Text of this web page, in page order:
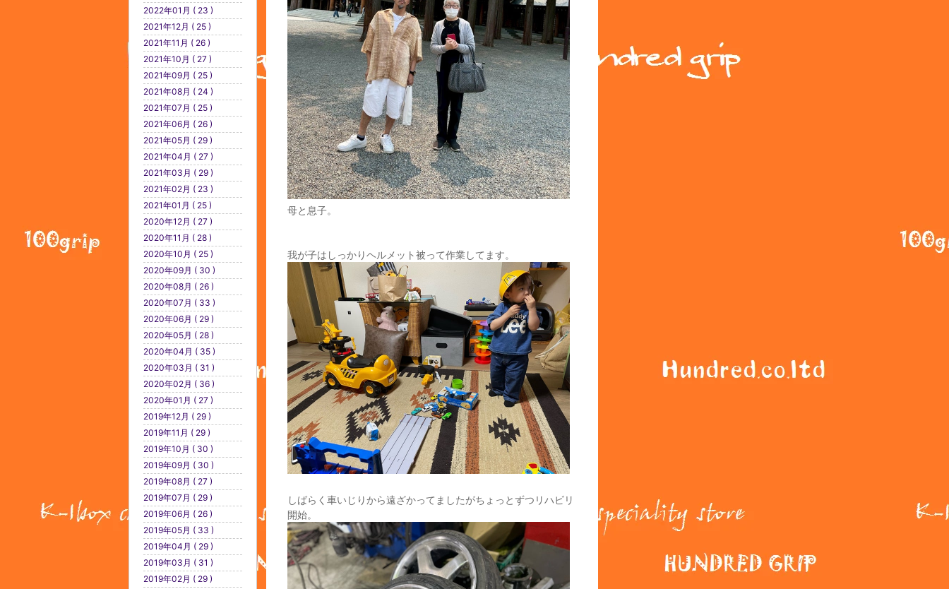
母と息子。
我が子はしっかりヘルメット被って作業してます。
しばらく車いじりから遠ざかってましたがちょっとずつリハビリ
開始。
2022年01月 ( 23 )
2021年12月 ( 25 )
2021年11月 ( 26 )
2021年10月 ( 27 )
2021年09月 ( 25 )
2021年08月 ( 24 )
2021年07月 ( 25 )
2021年06月 ( 26 )
2021年05月 ( 29 )
2021年04月 ( 27 )
2021年03月 ( 29 )
2021年02月 ( 23 )
2021年01月 ( 25 )
2020年12月 ( 27 )
2020年11月 ( 28 )
2020年10月 ( 25 )
2020年09月 ( 30 )
2020年08月 ( 26 )
2020年07月 ( 33 )
2020年06月 ( 29 )
2020年05月 ( 28 )
2020年04月 ( 35 )
2020年03月 ( 31 )
2020年02月 ( 36 )
2020年01月 ( 27 )
2019年12月 ( 29 )
2019年11月 ( 29 )
2019年10月 ( 30 )
2019年09月 ( 30 )
2019年08月 ( 27 )
2019年07月 ( 29 )
2019年06月 ( 26 )
2019年05月 ( 33 )
2019年04月 ( 29 )
2019年03月 ( 31 )
2019年02月 ( 29 )